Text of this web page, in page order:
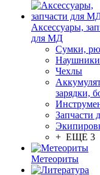
Аксессуары,
для МД
Сумки,
Наушники
Чехлы
зарядки,
Запчасти
+ ЕЩЕ 3
Метеориты